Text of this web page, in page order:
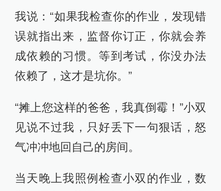
我说：“如果我检查你的作业，发现错
误就指出来，监督你订正，你就会养
成依赖的习惯。等到考试，你没办法
依赖了，这才是坑你。”
“摊上您这样的爸爸，我真倒霉！”小双
见说不过我，只好丢下一句狠话，怒
气冲冲地回自己的房间。
当天晚上我照例检查小双的作业，数